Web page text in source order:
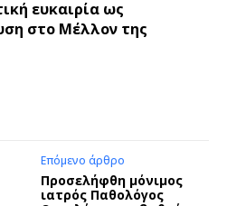
ευκαιρία ως
στο Μέλλον της
Επόμενο άρθρο
Προσελήφθη μόνιμος
ιατρός Παθολόγος